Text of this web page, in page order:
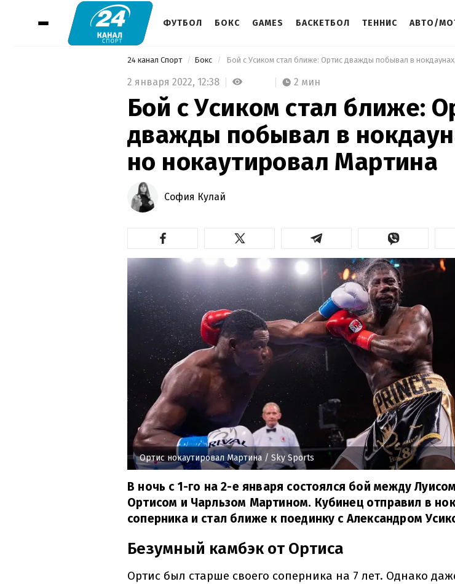
ФУТБОЛ БОКС GAMES БАСКЕТБОЛ ТЕННИС АВТО/
24 канал Спорт Бокс
2 января 2022, 12:38 2 мин
Бой с Усиком стал ближе:
дважды побывал в
но нокаутировал Мартина
София Кулай
Ортис нокаутировал Мартина / Sky Sports
В ночь с 1-го на 2-е января состоялся бой между Луисом
Ортисом и Чарльзом Мартином. Кубинец отправил в
соперника и стал ближе к поединку с Александром
Безумный камбэк от Ортиса
Ортис был старше своего соперника на 7 лет. Однако